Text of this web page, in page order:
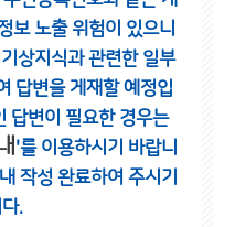
보 노출 위험이 있으니
기상지식과 관련한 일부
답변을 게재할 예정입
답변이 필요한 경우는
'를 이용하시기 바랍니
작성 완료하여 주시기
.